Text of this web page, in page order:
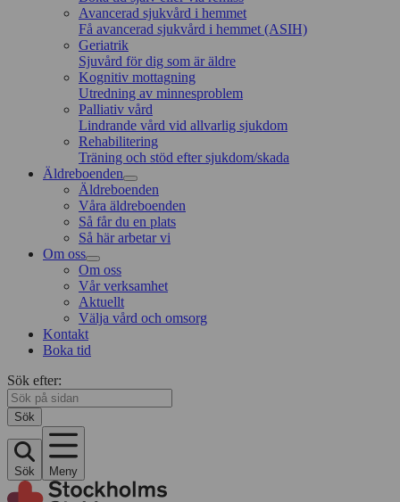
Avancerad sjukvård i hemmet
Få avancerad sjukvård i hemmet (ASIH)
Geriatrik
Sjuvård för dig som är äldre
Kognitiv mottagning
Utredning av minnesproblem
Palliativ vård
Lindrande vård vid allvarlig sjukdom
Rehabilitering
Träning och stöd efter sjukdom/skada
Äldreboenden
Äldreboenden
Våra äldreboenden
Så får du en plats
Så här arbetar vi
Om oss
Om oss
Vår verksamhet
Aktuellt
Välja vård och omsorg
Kontakt
Boka tid
Sök efter:
Sök
Sök Meny